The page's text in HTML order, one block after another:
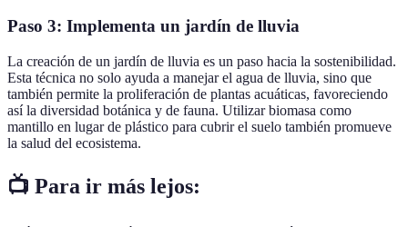
Paso 3: Implementa un jardín de lluvia
La creación de un jardín de lluvia es un paso hacia la sostenibilidad.
Esta técnica no solo ayuda a manejar el agua de lluvia, sino que
también permite la proliferación de plantas acuáticas, favoreciendo
así la diversidad botánica y de fauna. Utilizar biomasa como
mantillo en lugar de plástico para cubrir el suelo también promueve
la salud del ecosistema.
📺 Para ir más lejos: